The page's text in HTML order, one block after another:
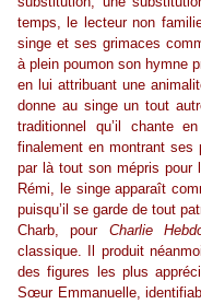
temps, le lecteur non
singe et ses grimaces
à plein poumon son hymne
en lui attribuant une
donne au singe un tout
traditionnel qu’il chante
finalement en montrant ses
par là tout son mépris pour
Rémi, le singe apparaît
puisqu’il se garde de tout
Charb, pour Charlie
classique. Il produit
des figures les plus
Sœur Emmanuelle,